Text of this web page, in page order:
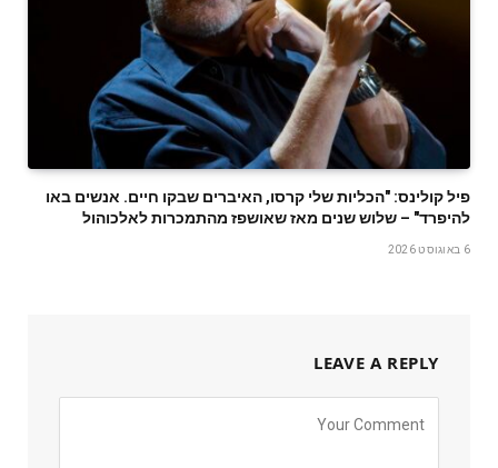
פיל קולינס: "הכליות שלי קרסו, האיברים שבקו חיים. אנשים באו
להיפרד" – שלוש שנים מאז שאושפז מהתמכרות לאלכוהול
6 באוגוסט 2026
LEAVE A REPLY